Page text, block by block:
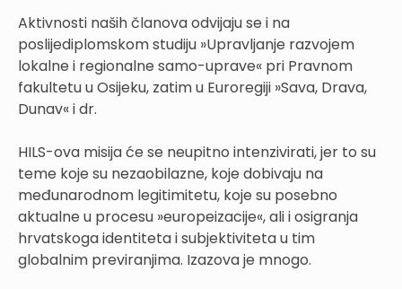
Aktivnosti naših članova odvijaju se i na
poslijediplomskom studiju »Upravljanje razvojem
lokalne i regionalne samo-uprave« pri Pravnom
fakultetu u Osijeku, zatim u Euroregiji »Sava, Drava,
Dunav« i dr.
HILS-ova misija će se neupitno intenzivirati, jer to su
teme koje su nezaobilazne, koje dobivaju na
međunarodnom legitimitetu, koje su posebno
aktualne u procesu »europeizacije«, ali i osigranja
hrvatskoga identiteta i subjektiviteta u tim
globalnim previranjima. Izazova je mnogo.